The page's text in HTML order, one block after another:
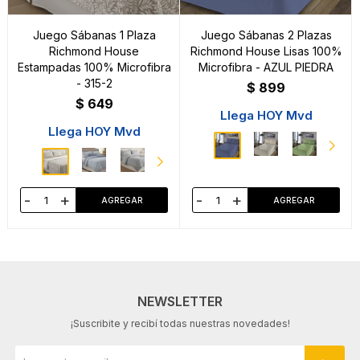
Juego Sábanas 1 Plaza
Richmond House
Estampadas 100% Microfibra
- 315-2
$ 649
Llega HOY Mvd
- +
Juego Sábanas 2 Plazas
Richmond House Lisas 100%
Microfibra - AZUL PIEDRA
$ 899
Llega HOY Mvd
- +
NEWSLETTER
¡Suscribite y recibí todas nuestras novedades!